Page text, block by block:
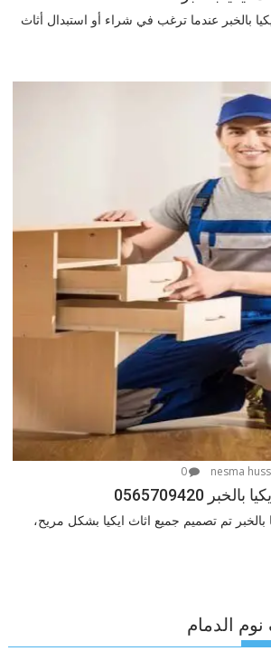
بالخبر عندما ترغب في شراء أو استبدال أثاث
0
0565709420
تم تصميم جميع اثاث ايكيا بشكل مريح،
الدمام